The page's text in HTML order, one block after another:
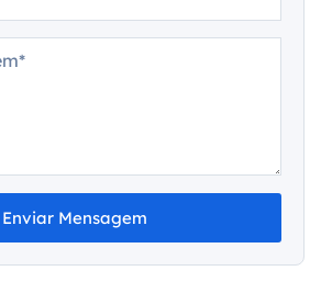
Enviar Mensagem